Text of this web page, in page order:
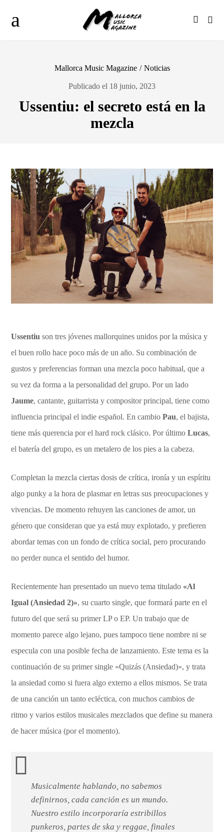
Mallorca Music Magazine / Noticias
Publicado el 18 junio, 2023
Ussentiu: el secreto está en la
mezcla
Ussentiu son tres jóvenes mallorquines unidos por la música y
el buen rollo hace poco más de un año. Su combinación de
gustos y preferencias forman una mezcla poco habitual, que a
su vez da forma a la personalidad del grupo. Por un lado
Jaume, cantante, guitarrista y compositor principal, tiene como
influencia principal el indie español. En cambioPau, el bajista,
tiene más querencia por el hard rock clásico. Por últimoLucas,
el batería del grupo, es un metalero de los pies a la cabeza.
Completan la mezcla ciertas dosis de crítica, ironía y un espíritu
algo punky a la hora de plasmar en letras sus preocupaciones y
vivencias. De momento rehuyen las canciones de amor, un
género que consideran que ya está muy explotado, y prefieren
abordar temas con un fondo de crítica social, pero procurando
no perder nunca el sentido del humor.
Recientemente han presentado un nuevo tema titulado «Al
Igual (Ansiedad 2)», su cuarto single, que formará parte en el
futuro del que será su primer LP o EP. Un trabajo que de
momento parece algo lejano, pues tampoco tiene nombre ni se
especula con una posible fecha de lanzamiento. Este tema es la
continuación de su primer single «Quizás (Ansiedad)», y trata
la ansiedad como si fuera algo externo a ellos mismos. Se trata
de una canción un tanto ecléctica, con muchos cambios de
ritmo y varios estilos musicales mezclados que define su manera
de hacer música (por el momento).
Musicalmente hablando, no sabemos
definirnos, cada canción es un mundo.
Nuestro estilo incorporaría estribillos
punkeros, partes de ska y reggae, finales